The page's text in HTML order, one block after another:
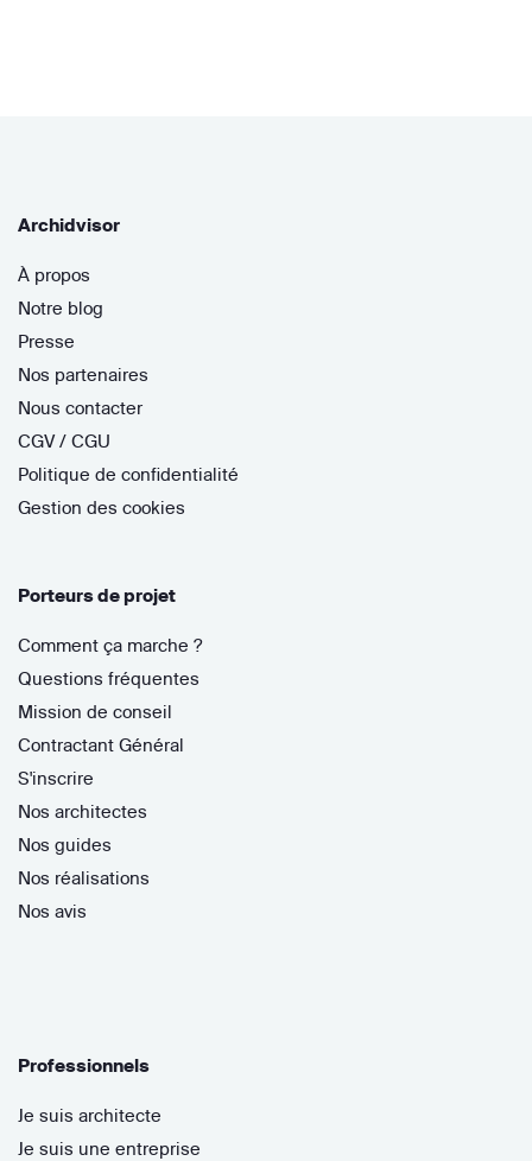
Archidvisor
À propos
Notre blog
Presse
Nos partenaires
Nous contacter
CGV / CGU
Politique de confidentialité
Gestion des cookies
Porteurs de projet
Comment ça marche ?
Questions fréquentes
Mission de conseil
Contractant Général
S'inscrire
Nos architectes
Nos guides
Nos réalisations
Nos avis
Professionnels
Je suis architecte
Je suis une entreprise